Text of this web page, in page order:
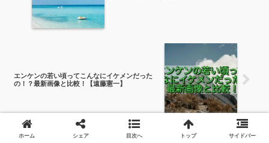
エンケンの若い頃ってこんなにイケメンだった
の！？最新画像と比較！【遠藤憲一】
ホーム シェア 目次へ トップ サイドバー